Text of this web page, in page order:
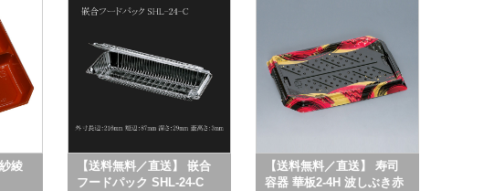
綾
【送料無料／直送】 嵌合
フードパック SHL-24-C
【送料無料／直送】 寿司
容器 華板2-4H 波しぶき赤